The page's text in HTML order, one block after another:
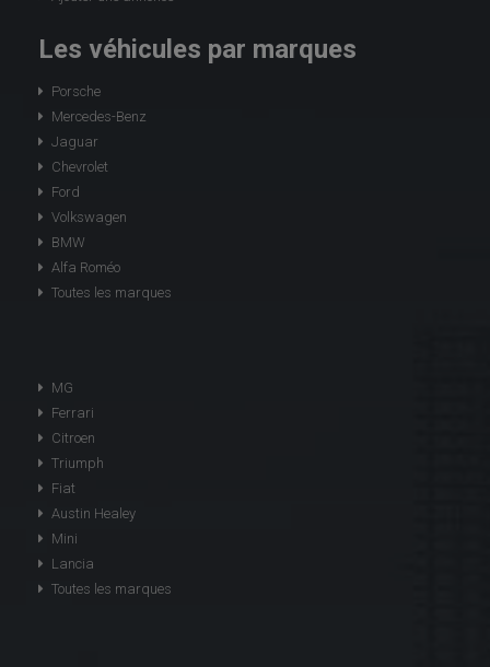
Les véhicules par marques
Porsche
Mercedes-Benz
Jaguar
Chevrolet
Ford
Volkswagen
BMW
Alfa Roméo
Toutes les marques
MG
Ferrari
Citroen
Triumph
Fiat
Austin Healey
Mini
Lancia
Toutes les marques